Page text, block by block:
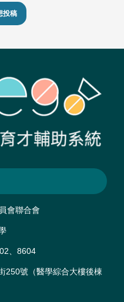
投稿
會聯合會
、8604
250號（醫學綜合大樓後棟